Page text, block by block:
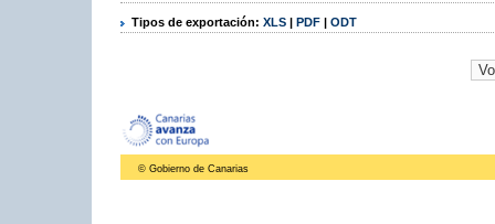
Tipos de exportación: XLS | PDF | ODT
© Gobierno de Canarias